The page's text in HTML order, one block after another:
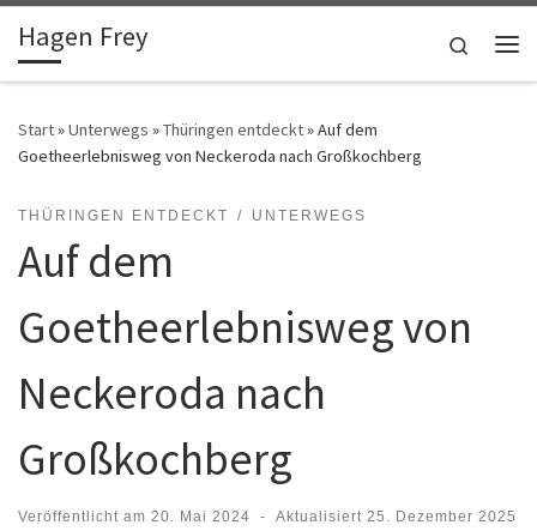
Zum Inhalt springen
Hagen Frey
Search
Start»Unterwegs »Thüringen entdeckt»Auf dem
Goetheerlebnisweg von Neckeroda nach Großkochberg
THÜRINGEN ENTDECKT UNTERWEGS
Auf dem
Goetheerlebnisweg von
Neckeroda nach
Großkochberg
Veröffentlicht am 20. Mai 2024 - Aktualisiert 25. Dezember 2025